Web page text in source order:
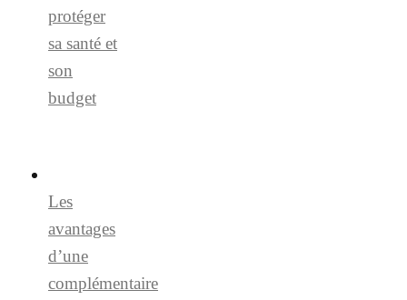
protéger
sa santé et
son
budget
Les
avantages
d’une
complémentaire